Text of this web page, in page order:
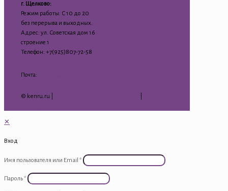
г. Щелково:
Режим работы: С 10 до 20
без перерыва и выходных.
Адрес: ул. Советская дом 16
строение 1
Телефон: +7(925)807-72-58
Почта:
© kenru.ru |
✕
Вход
Имя пользователя или Email *
Пароль*